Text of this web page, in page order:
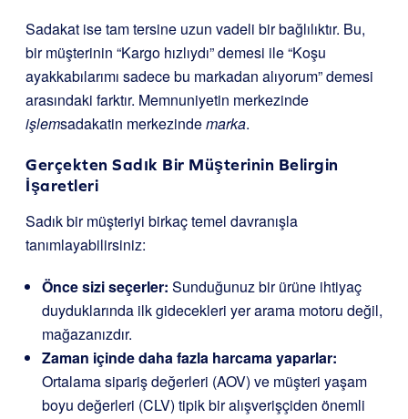
Sadakat ise tam tersine uzun vadeli bir bağlılıktır. Bu,
bir müşterinin “Kargo hızlıydı” demesi ile “Koşu
ayakkabılarımı sadece bu markadan alıyorum” demesi
arasındaki farktır. Memnuniyetin merkezinde
işlemsadakatin merkezindemarka.
Gerçekten Sadık Bir Müşterinin Belirgin
İşaretleri
Sadık bir müşteriyi birkaç temel davranışla
tanımlayabilirsiniz:
Önce sizi seçerler: Sunduğunuz bir ürüne ihtiyaç
duyduklarında ilk gidecekleri yer arama motoru değil,
mağazanızdır.
Zaman içinde daha fazla harcama yaparlar:
Ortalama sipariş değerleri (AOV) ve müşteri yaşam
boyu değerleri (CLV) tipik bir alışverişçiden önemli